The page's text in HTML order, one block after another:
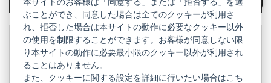
絞り込み
開
く）
ブ
で
く）
し
い
タ
ブ
で
開
く）
製品の仕様や特徴、リコーイメージングが主催するコミュニ
ティ、修理などについては、リコーイメージング株式会社の
公式サイトをご覧ください。
ぶことができ、同意した場合は全てのクッキーが利用さ
れ、拒否した場合は本サイトの動作に必要なクッキー以外
の使用を制限することができます。お客様が同意しない限
り本サイトの動作に必要最小限のクッキー以外が利用され
ることはありません。
また、クッキーに関する設定を詳細に行いたい場合はこち